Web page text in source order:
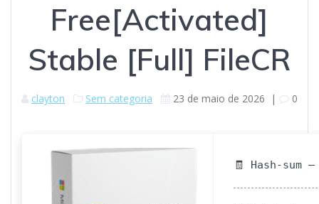
Free[Activated]
Stable [Full] FileCR
clayton Sem categoria 23 de maio de 2026 | 0
🧾 Hash-sum